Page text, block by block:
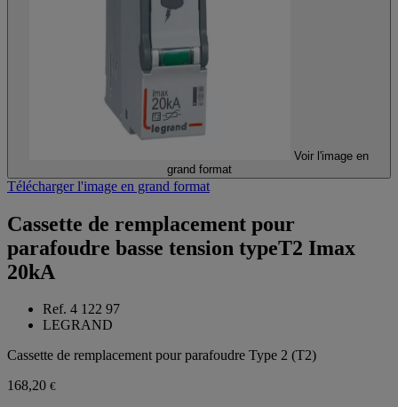
Voir l'image en
grand format
Télécharger l'image en grand format
Cassette de remplacement pour
parafoudre basse tension typeT2 Imax
20kA
Ref. 4 122 97
LEGRAND
Cassette de remplacement pour parafoudre Type 2 (T2)
168,20 €